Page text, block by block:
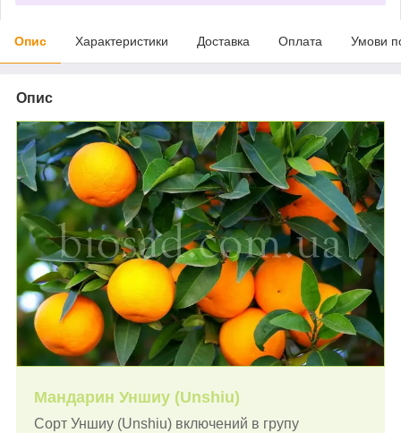
Опис Характеристики Доставка Оплата Умови
Опис
Мандарин Уншиу (Unshiu)
Сорт Уншиу (Unshiu) включений в групу